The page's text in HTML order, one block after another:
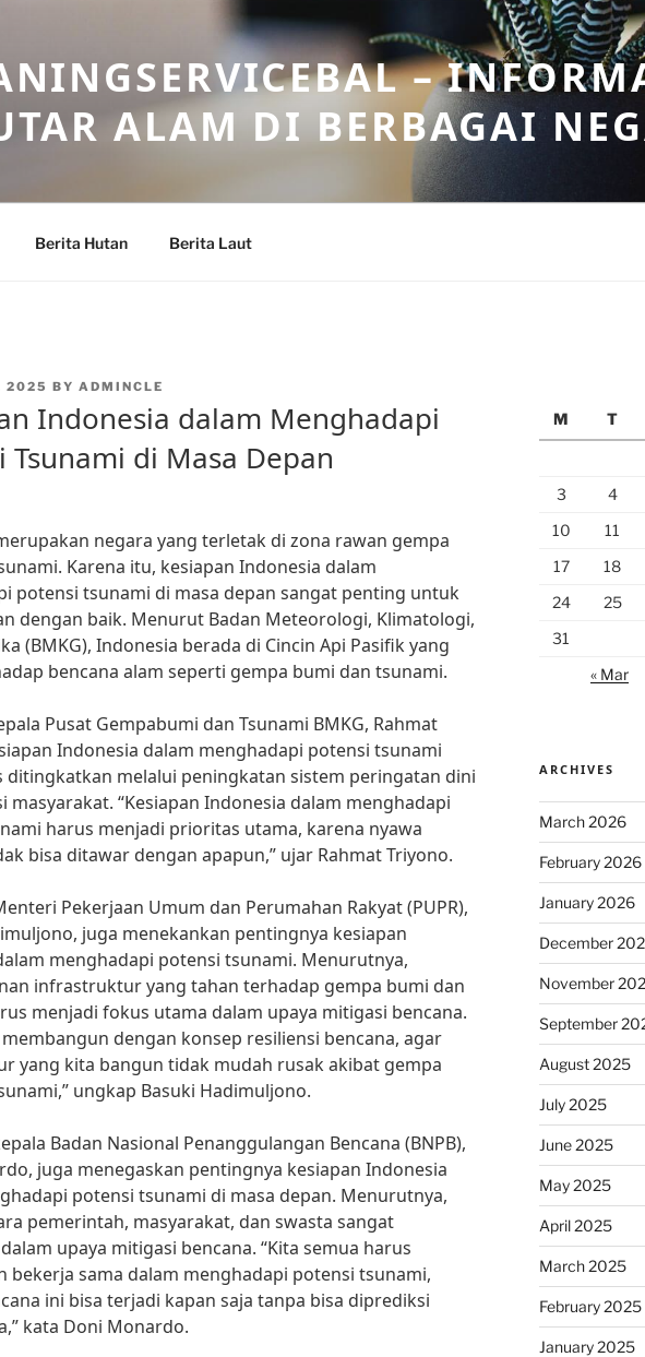
–
ALAM DI BERBAGAI
Berita Hutan Berita Laut
2025 BY ADMINCLE
Indonesia dalam Menghadapi
Tsunami di Masa Depan
negara yang terletak di zona rawan gempa
Karena itu, kesiapan Indonesia dalam
potensi tsunami di masa depan sangat penting untuk
dengan baik. Menurut Badan Meteorologi, Klimatologi,
(BMKG), Indonesia berada di Cincin Api Pasifik yang
bencana alam seperti gempa bumi dan tsunami.
Pusat Gempabumi dan Tsunami BMKG, Rahmat
Indonesia dalam menghadapi potensi tsunami
ditingkatkan melalui peningkatan sistem peringatan dini
masyarakat. “Kesiapan Indonesia dalam menghadapi
harus menjadi prioritas utama, karena nyawa
bisa ditawar dengan apapun,” ujar Rahmat Triyono.
Pekerjaan Umum dan Perumahan Rakyat (PUPR),
juga menekankan pentingnya kesiapan
menghadapi potensi tsunami. Menurutnya,
infrastruktur yang tahan terhadap gempa bumi dan
menjadi fokus utama dalam upaya mitigasi bencana.
dengan konsep resiliensi bencana, agar
yang kita bangun tidak mudah rusak akibat gempa
ungkap Basuki Hadimuljono.
Badan Nasional Penanggulangan Bencana (BNPB),
juga menegaskan pentingnya kesiapan Indonesia
potensi tsunami di masa depan. Menurutnya,
pemerintah, masyarakat, dan swasta sangat
upaya mitigasi bencana. “Kita semua harus
bekerja sama dalam menghadapi potensi tsunami,
ini bisa terjadi kapan saja tanpa bisa diprediksi
kata Doni Monardo.
M
T
3
4
10
11
17
18
24
25
31
« Mar
ARCHIVES
March 2026
February 2026
January 2026
December
November
September
August 2025
July 2025
June 2025
May 2025
April 2025
March 2025
February 2025
January 2025